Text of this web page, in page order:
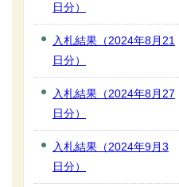
日分）
入札結果（2024年8月21
日分）
入札結果（2024年8月27
日分）
入札結果（2024年9月3
日分）